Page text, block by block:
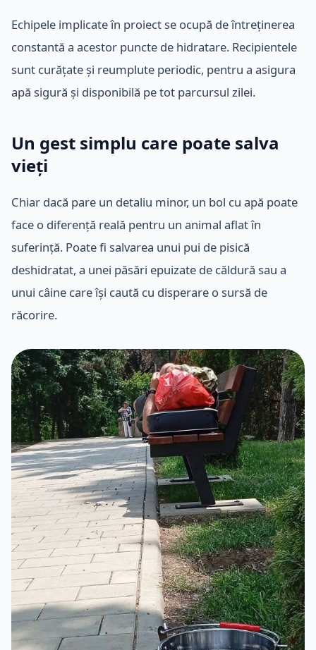
Echipele implicate în proiect se ocupă de întreținerea
constantă a acestor puncte de hidratare. Recipientele
sunt curățate și reumplute periodic, pentru a asigura
apă sigură și disponibilă pe tot parcursul zilei.
Un gest simplu care poate salva
vieți
Chiar dacă pare un detaliu minor, un bol cu apă poate
face o diferență reală pentru un animal aflat în
suferință. Poate fi salvarea unui pui de pisică
deshidratat, a unei păsări epuizate de căldură sau a
unui câine care își caută cu disperare o sursă de
răcorire.